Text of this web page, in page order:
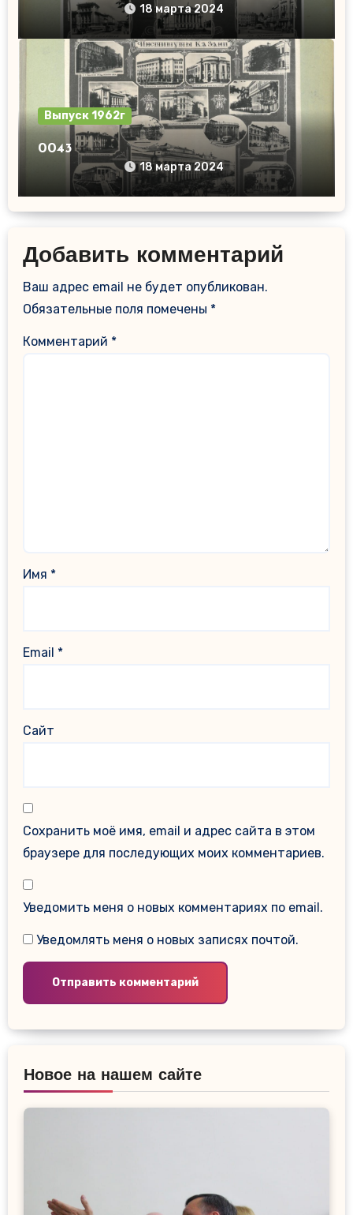
18 марта 2024
Выпуск 1962г
0043
18 марта 2024
Добавить комментарий
Ваш адрес email не будет опубликован.
Обязательные поля помечены *
Комментарий *
Имя *
Email *
Сайт
Сохранить моё имя, email и адрес сайта в этом
браузере для последующих моих комментариев.
Уведомить меня о новых комментариях по email.
Уведомлять меня о новых записях почтой.
Новое на нашем сайте